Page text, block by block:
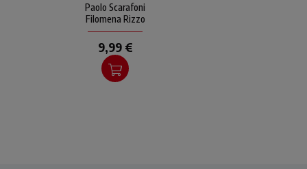
riportare la Parola di
Paolo Scarafoni
Filomena Rizzo
9,99 €